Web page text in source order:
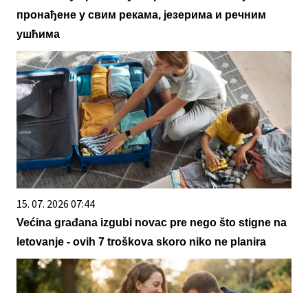
пронађене у свим рекама, језерима и речним
ушћима
15. 07. 2026 07:44
Većina građana izgubi novac pre nego što stigne na
letovanje - ovih 7 troškova skoro niko ne planira